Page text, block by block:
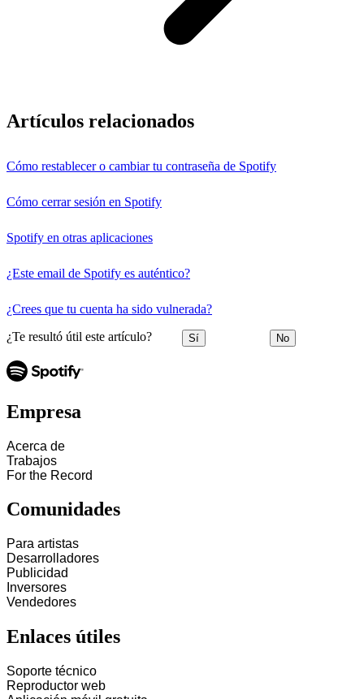
Artículos relacionados
Cómo restablecer o cambiar tu contraseña de Spotify
Cómo cerrar sesión en Spotify
Spotify en otras aplicaciones
¿Este email de Spotify es auténtico?
¿Crees que tu cuenta ha sido vulnerada?
¿Te resultó útil este artículo? Sí No
Empresa
Acerca de
Trabajos
For the Record
Comunidades
Para artistas
Desarrolladores
Publicidad
Inversores
Vendedores
Enlaces útiles
Soporte técnico
Reproductor web